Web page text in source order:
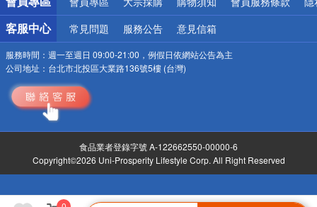
客服中心 常見問題 服務公告 意見信箱
服務時間： 週一至週日 09:00-21:00，例假日依網站公告為主
公司地址： 台北市北投區大業路136號5樓 (台灣)
食品業者登錄字號 A-122662550-00000-6
Copyright©2026 Uni-Prosperity Lifestyle Corp. All Right Reserved